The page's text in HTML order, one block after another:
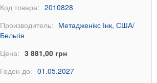
Код товара: 2010828
Производитель: Метадженікс Інк, США/
Бельгія
Цена: 3 881,00 грн
Годен до: 01.05.2027